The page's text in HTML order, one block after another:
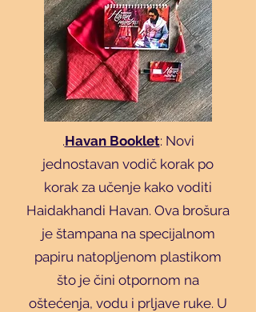
.Havan Booklet: Novi
jednostavan vodič korak po
korak za učenje kako voditi
Haidakhandi Havan. Ova brošura
je štampana na specijalnom
papiru natopljenom plastikom
što je čini otpornom na
oštećenja, vodu i prljave ruke. U